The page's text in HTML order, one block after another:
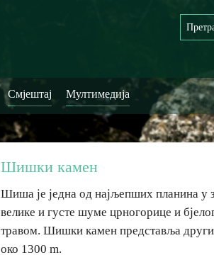
Смјештај Мултимедија
Шишки камен
Шиша је једна од најљепших планина у
велике и густе шуме црногорице и
травом. Шишки камен представља
око 1300 m.